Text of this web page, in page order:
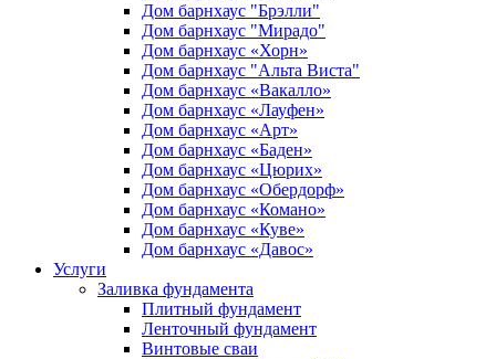
Дом барнхаус "Брэлли"
Дом барнхаус "Мирадо"
Дом барнхаус «Хорн»
Дом барнхаус "Альта Виста"
Дом барнхаус «Вакалло»
Дом барнхаус «Лауфен»
Дом барнхаус «Арт»
Дом барнхаус «Баден»
Дом барнхаус «Цюрих»
Дом барнхаус «Обердорф»
Дом барнхаус «Комано»
Дом барнхаус «Куве»
Дом барнхаус «Давос»
Услуги
Заливка фундамента
Плитный фундамент
Ленточный фундамент
Винтовые сваи